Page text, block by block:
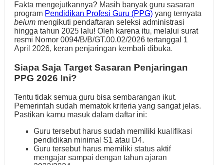
Fakta mengejutkannya? Masih banyak guru sasaran
program Pendidikan Profesi Guru (PPG) yang ternyata
belum mengikuti pendaftaran seleksi administrasi
hingga tahun 2025 lalu! Oleh karena itu, melalui surat
resmi Nomor 0094/B/B/GT.00.02/2026 tertanggal 1
April 2026, keran penjaringan kembali dibuka.
Siapa Saja Target Sasaran Penjaringan
PPG 2026 Ini?
Tentu tidak semua guru bisa sembarangan ikut.
Pemerintah sudah mematok kriteria yang sangat jelas.
Pastikan kamu masuk dalam daftar ini:
Guru tersebut harus sudah memiliki kualifikasi
pendidikan minimal S1 atau D4.
Guru tersebut harus memiliki status aktif
mengajar sampai dengan tahun ajaran